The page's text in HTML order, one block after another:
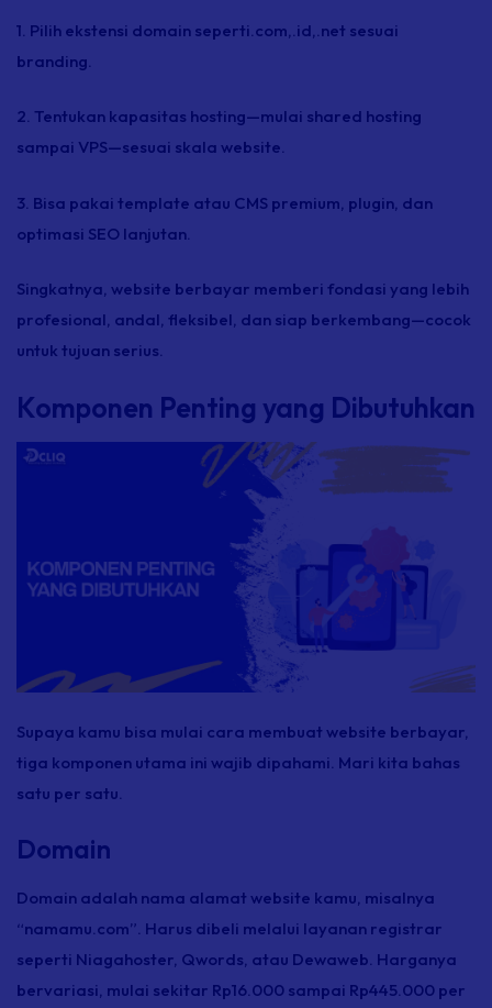
1. Pilih ekstensi domain seperti.com,.id,.net sesuai
branding.
2. Tentukan kapasitas hosting—mulai shared hosting
sampai VPS—sesuai skala website.
3. Bisa pakai template atau CMS premium, plugin, dan
optimasi SEO lanjutan.
Singkatnya, website berbayar memberi fondasi yang lebih
profesional, andal, fleksibel, dan siap berkembang—cocok
untuk tujuan serius.
Komponen Penting yang Dibutuhkan
Supaya kamu bisa mulai cara membuat website berbayar,
tiga komponen utama ini wajib dipahami. Mari kita bahas
satu per satu.
Domain
Domain adalah nama alamat website kamu, misalnya
“namamu.com”. Harus dibeli melalui layanan registrar
seperti Niagahoster, Qwords, atau Dewaweb. Harganya
bervariasi, mulai sekitar Rp16.000 sampai Rp445.000 per